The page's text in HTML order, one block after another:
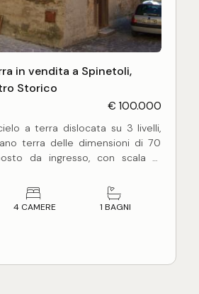
in vendita a Spinetoli,
Storico
€ 100.000
a terra dislocata su 3 livelli,
terra delle dimensioni di 70
da ingresso, con scala di
camera con soffitto con volte
panoramico; piano primo
seminterrato ci sono due
4 CAMERE 1 BAGNI